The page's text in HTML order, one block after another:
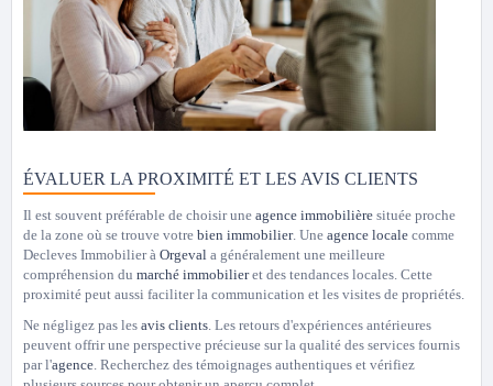
ÉVALUER LA PROXIMITÉ ET LES AVIS CLIENTS
Il est souvent préférable de choisir une agence immobilière située proche
de la zone où se trouve votre bien immobilier. Une agence locale comme
Decleves Immobilier à Orgeval a généralement une meilleure
compréhension du marché immobilieret des tendances locales. Cette
proximité peut aussi faciliter la communication et les visites de propriétés.
Ne négligez pas les avis clients. Les retours d'expériences antérieures
peuvent offrir une perspective précieuse sur la qualité des services fournis
par l'agence. Recherchez des témoignages authentiques et vérifiez